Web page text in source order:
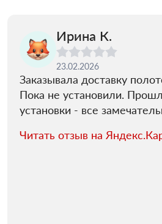
Ирина К.
23.02.2026
Заказывала доставку
Пока не установили.
установки - все
Читать отзыв на